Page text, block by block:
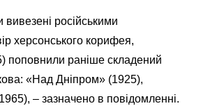
вивезені російськими
херсонського корифея,
поповнили раніше складений
«Над Дніпром» (1925),
– зазначено в повідомленні.